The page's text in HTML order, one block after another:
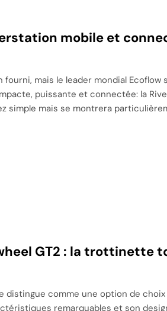
mobile et
mais le leader mondial Ecoflow
puissante et connectée: la
simple mais se montrera
GT2 : la trottinette
comme une option de
remarquables et son